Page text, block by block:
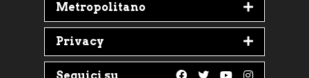
Metropolitano
Privacy